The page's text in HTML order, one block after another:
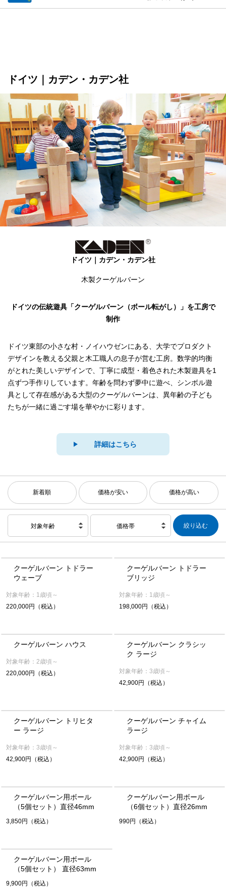
ドイツ｜カデン・カデン社
ドイツ｜カデン・カデン社
木製クーゲルバーン
ドイツの伝統遊具「クーゲルバーン（ボール転がし）」を工房で
制作
ドイツ東部の小さな村・ノイハウゼンにある、大学でプロダクト
デザインを教える父親と木工職人の息子が営む工房。数学的均衡
がとれた美しいデザインで、丁寧に成型・着色された木製遊具を1
点ずつ手作りしています。年齢を問わず夢中に遊べ、シンボル遊
具として存在感がある大型のクーゲルバーンは、異年齢の子ども
たちが一緒に過ごす場を華やかに彩ります。
詳細はこちら
新着順 価格が安い 価格が高い
対象年齢 価格帯
クーゲルバーン トドラー
ウェーブ
対象年齢：1歳頃～
220,000円（税込）
クーゲルバーン トドラー
ブリッジ
対象年齢：1歳頃～
198,000円（税込）
クーゲルバーン ハウス
対象年齢：2歳頃～
220,000円（税込）
クーゲルバーン クラシッ
ク ラージ
対象年齢：3歳頃～
42,900円（税込）
クーゲルバーン トリヒタ
ー ラージ
対象年齢：3歳頃～
42,900円（税込）
クーゲルバーン チャイム
ラージ
対象年齢：3歳頃～
42,900円（税込）
クーゲルバーン用ボール
（5個セット）直径46mm
3,850円（税込）
クーゲルバーン用ボール
（6個セット）直径26mm
990円（税込）
クーゲルバーン用ボール
（5個セット） 直径63mm
9,900円（税込）